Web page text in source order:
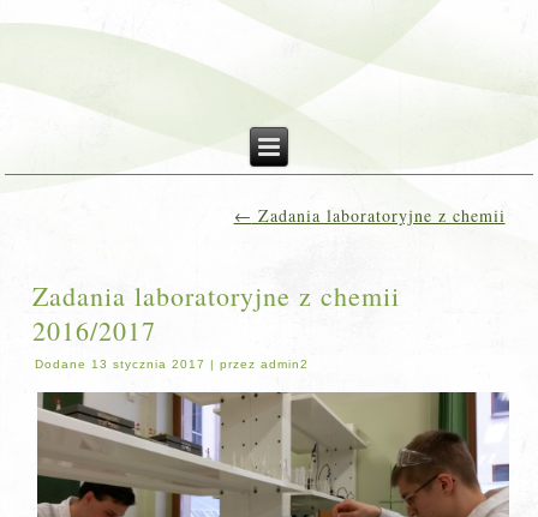
← Zadania laboratoryjne z chemii
Zadania laboratoryjne z chemii
2016/2017
Dodane 13 stycznia 2017 |przez admin2